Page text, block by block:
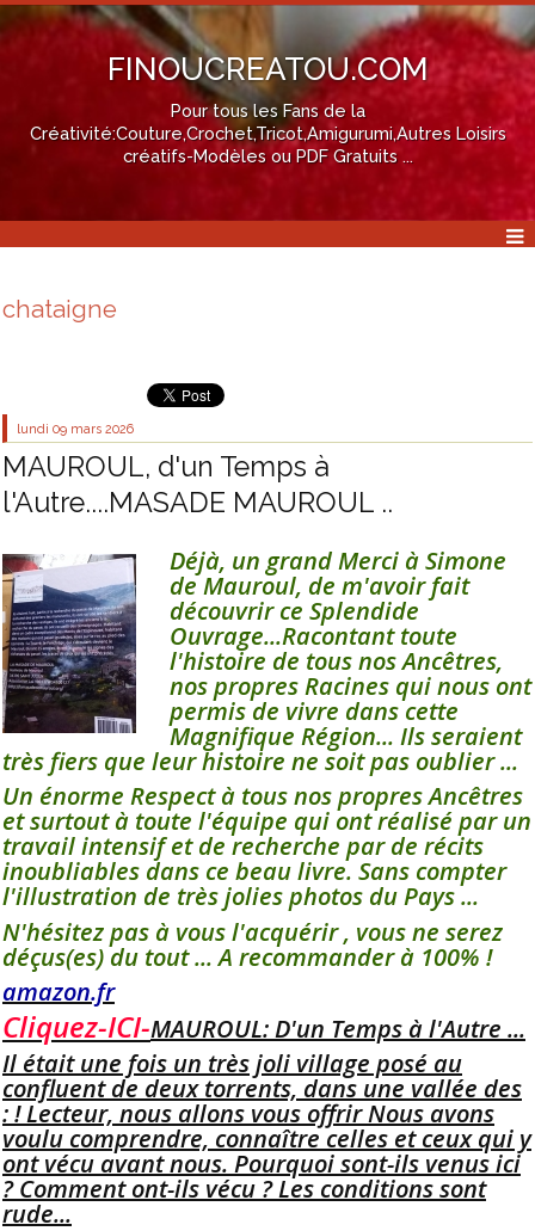
FINOUCREATOU.COM
Pour tous les Fans de la
Créativité:Couture,Crochet,Tricot,Amigurumi,Autres Loisirs
créatifs-Modèles ou PDF Gratuits ...
chataigne
lundi 09 mars 2026
MAUROUL, d'un Temps à
l'Autre....MASADE MAUROUL ..
Déjà, un grand Merci à Simone
de Mauroul, de m'avoir fait
découvrir ce Splendide
Ouvrage...Racontant toute
l'histoire de tous nos Ancêtres,
nos propres Racines qui nous ont
permis de vivre dans cette
Magnifique Région... Ils seraient
très fiers que leur histoire ne soit pas oublier ...
Un énorme Respect à tous nos propres Ancêtres
et surtout à toute l'équipe qui ont réalisé par un
travail intensif et de recherche par de récits
inoubliables dans ce beau livre. Sans compter
l'illustration de très jolies photos du Pays ...
N'hésitez pas à vous l'acquérir , vous ne serez
déçus(es) du tout ... A recommander à 100% !
amazon.fr
Cliquez-ICI-MAUROUL: D'un Temps à l'Autre ...
Il était une fois un très joli village posé au
confluent de deux torrents, dans une vallée des
: ! Lecteur, nous allons vous offrir Nous avons
voulu comprendre, connaître celles et ceux qui y
ont vécu avant nous. Pourquoi sont-ils venus ici
? Comment ont-ils vécu ? Les conditions sont
rude...